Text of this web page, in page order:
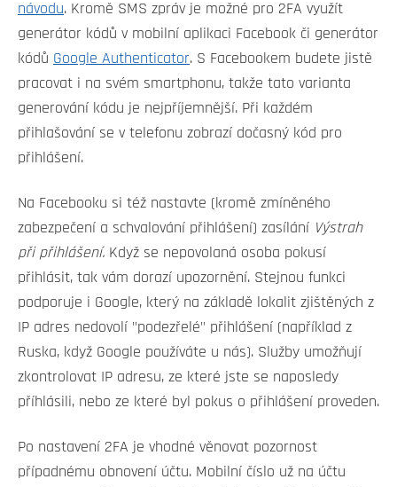
návodu. Kromě SMS zpráv je možné pro 2FA využít
generátor kódů v mobilní aplikaci Facebook či generátor
kódů Google Authenticator. S Facebookem budete jistě
pracovat i na svém smartphonu, takže tato varianta
generování kódu je nejpříjemnější. Při každém
přihlašování se v telefonu zobrazí dočasný kód pro
přihlášení.
Na Facebooku si též nastavte (kromě zmíněného
zabezpečení a schvalování přihlášení) zasílání Výstrah
při přihlášení. Když se nepovolaná osoba pokusí
přihlásit, tak vám dorazí upozornění. Stejnou funkci
podporuje i Google, který na základě lokalit zjištěných z
IP adres nedovolí "podezřelé" přihlášení (například z
Ruska, když Google používáte u nás). Služby umožňují
zkontrolovat IP adresu, ze které jste se naposledy
příhlásili, nebo ze které byl pokus o přihlášení proveden.
Po nastavení 2FA je vhodné věnovat pozornost
případnému obnovení účtu. Mobilní číslo už na účtu